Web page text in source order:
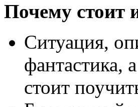
Почему стоит
Ситуация,
фантастика,
стоит